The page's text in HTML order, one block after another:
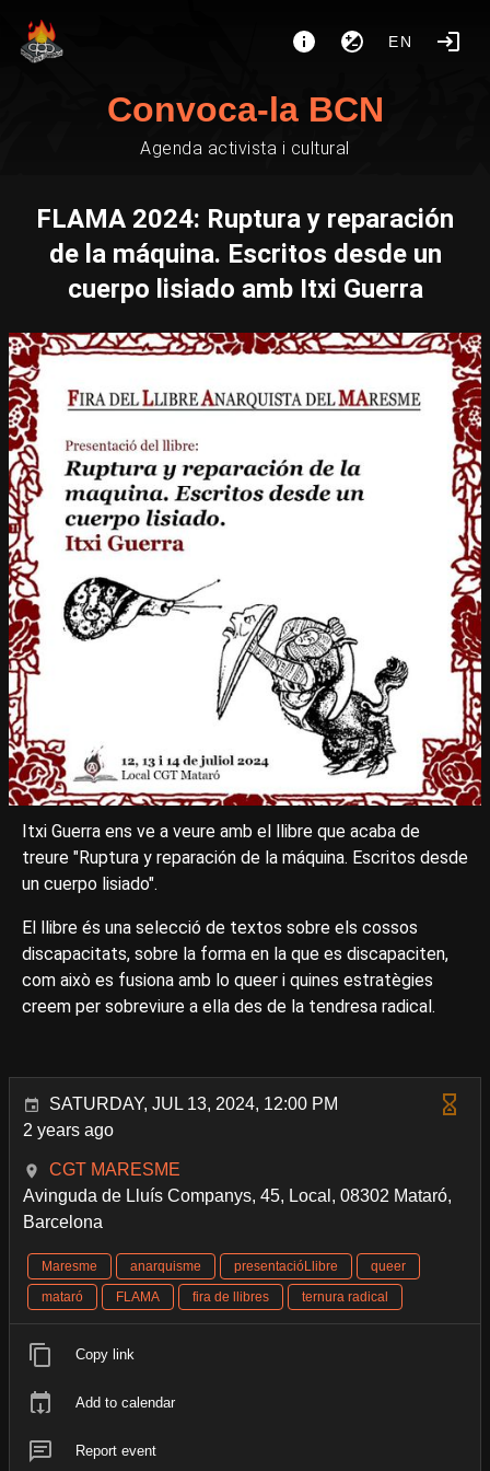
EN
Convoca-la BCN
Agenda activista i cultural
FLAMA 2024: Ruptura y reparación
de la máquina. Escritos desde un
cuerpo lisiado amb Itxi Guerra
Itxi Guerra ens ve a veure amb el llibre que acaba de
treure "Ruptura y reparación de la máquina. Escritos desde
un cuerpo lisiado".
El llibre és una selecció de textos sobre els cossos
discapacitats, sobre la forma en la que es discapaciten,
com això es fusiona amb lo queer i quines estratègies
creem per sobreviure a ella des de la tendresa radical.
SATURDAY, JUL 13, 2024, 12:00 PM
2 years ago
CGT MARESME
Avinguda de Lluís Companys, 45, Local, 08302 Mataró,
Barcelona
Maresme anarquisme presentacióLlibre
queer
mataró
FLAMA fira de llibres ternura radical
Copy link
Add to calendar
Report event